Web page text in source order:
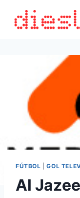
contenido
FÚTBOL |GOL
Al